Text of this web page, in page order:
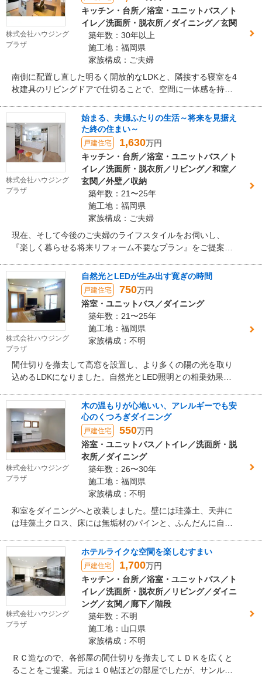
株式会社ハウジング
プラザ
キッチン・台所／浴室・ユニットバス／ト
イレ／洗面所・脱衣所／ダイニング／玄関
築年数：30年以上
施工地：福岡県
家族構成：ご夫婦
南側に配置し直した明るく開放的なLDKと、隣接する寝室を4
枚建具のリビングドアで仕切ることで、空間に一体感を持た
た。また、将来的な体の衰えを見据え、水廻りは居住スペー
スからアクセスしやすい動線とゆったりとした空間を確保
し、水廻りの設備器機は機能性を重視して選びました。
株式会社ハウジング
プラザ
始まる、夫婦ふたりの生活～将来を見据え
た終の住まい～
戸建住宅 1,630万円
キッチン・台所／浴室・ユニットバス／ト
イレ／洗面所・脱衣所／リビング／和室／
玄関／外壁／収納
築年数：21〜25年
施工地：福岡県
家族構成：ご夫婦
現在、そして今後のご夫婦のライフスタイルをお伺いし、
『楽しく暮らせる将来リフォーム不要なプラン』をご提案さ
株式会社ハウジング
プラザ
自然光とLEDが生み出す寛ぎの時間
戸建住宅 750万円
浴室・ユニットバス／ダイニング
築年数：21〜25年
施工地：福岡県
家族構成：不明
間仕切りを撤去して高窓を設置し、より多くの陽の光を取り
込めるLDKになりました。自然光とLED照明との相乗効果が
快適です。
株式会社ハウジング
プラザ
木の温もりが心地いい、アレルギーでも安
心のくつろぎダイニング
戸建住宅 550万円
浴室・ユニットバス／トイレ／洗面所・脱
衣所／ダイニング
築年数：26〜30年
施工地：福岡県
家族構成：不明
和室をダイニングへと改装しました。壁には珪藻土、天井に
は珪藻土クロス、床には無垢材のパインと、ふんだんに自然
株式会社ハウジング
プラザ
ホテルライクな空間を楽しむすまい
戸建住宅 1,700万円
キッチン・台所／浴室・ユニットバス／ト
イレ／洗面所・脱衣所／リビング／ダイニ
ング／玄関／廊下／階段
築年数：不明
施工地：山口県
家族構成：不明
ＲＣ造なので、各部屋の間仕切りを撤去してＬＤＫを広くと
ることをご提案。元は１０帖ほどの部屋でしたが、サンルー